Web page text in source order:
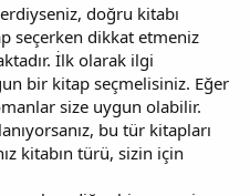
doğru kitabı
seçerken dikkat etmeniz
İlk olarak ilgi
bir kitap seçmelisiniz. Eğer
size uygun olabilir.
bu tür kitapları
kitabın türü, sizin için